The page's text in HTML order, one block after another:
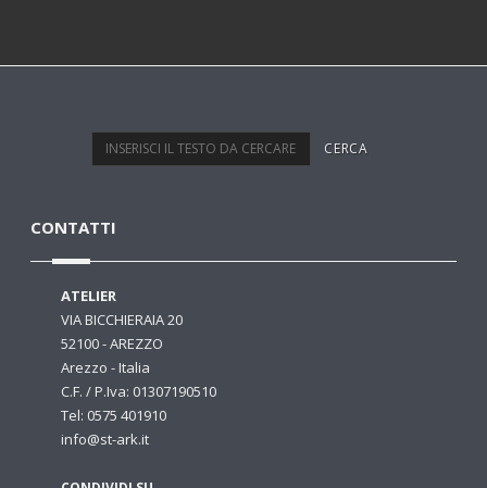
CONTATTI
ATELIER
VIA BICCHIERAIA 20
52100 - AREZZO
Arezzo - Italia
C.F. / P.Iva: 01307190510
Tel: 0575 401910
info@st-ark.it